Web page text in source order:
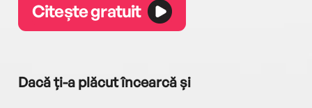
Citește gratuit
Dacă ți-a plăcut încearcă și